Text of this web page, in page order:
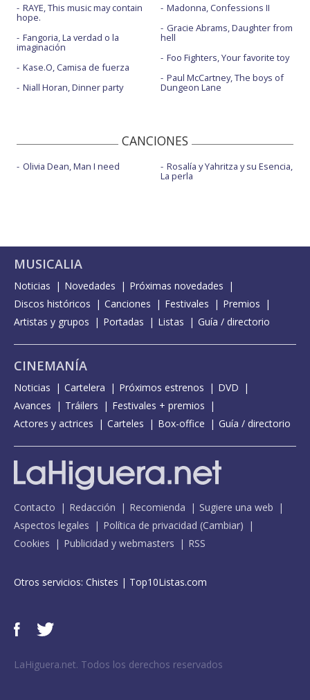
RAYE, This music may contain
hope.
Fangoria, La verdad o la
imaginación
Kase.O, Camisa de fuerza
Niall Horan, Dinner party
Madonna, Confessions II
Gracie Abrams, Daughter from
hell
Foo Fighters, Your favorite toy
Paul McCartney, The boys of
Dungeon Lane
CANCIONES
Olivia Dean, Man I need Rosalía y Yahritza y su Esencia,
La perla
MUSICALIA
Noticias Novedades
Próximas novedades
Discos históricos
Canciones Festivales
Premios
Artistas y grupos
Portadas Listas Guía / directorio
CINEMANÍA
Noticias Cartelera Próximos estrenos
DVD
Avances
Tráilers
Festivales + premios
Actores y actrices
Carteles Box-office Guía / directorio
Contacto Redacción Recomienda
Sugiere una web
Aspectos legales
Política de privacidad (Cambiar)
Cookies
Publicidad y webmasters RSS
Otros servicios: Chistes | Top10Listas.com
LaHiguera.net. Todos los derechos reservados